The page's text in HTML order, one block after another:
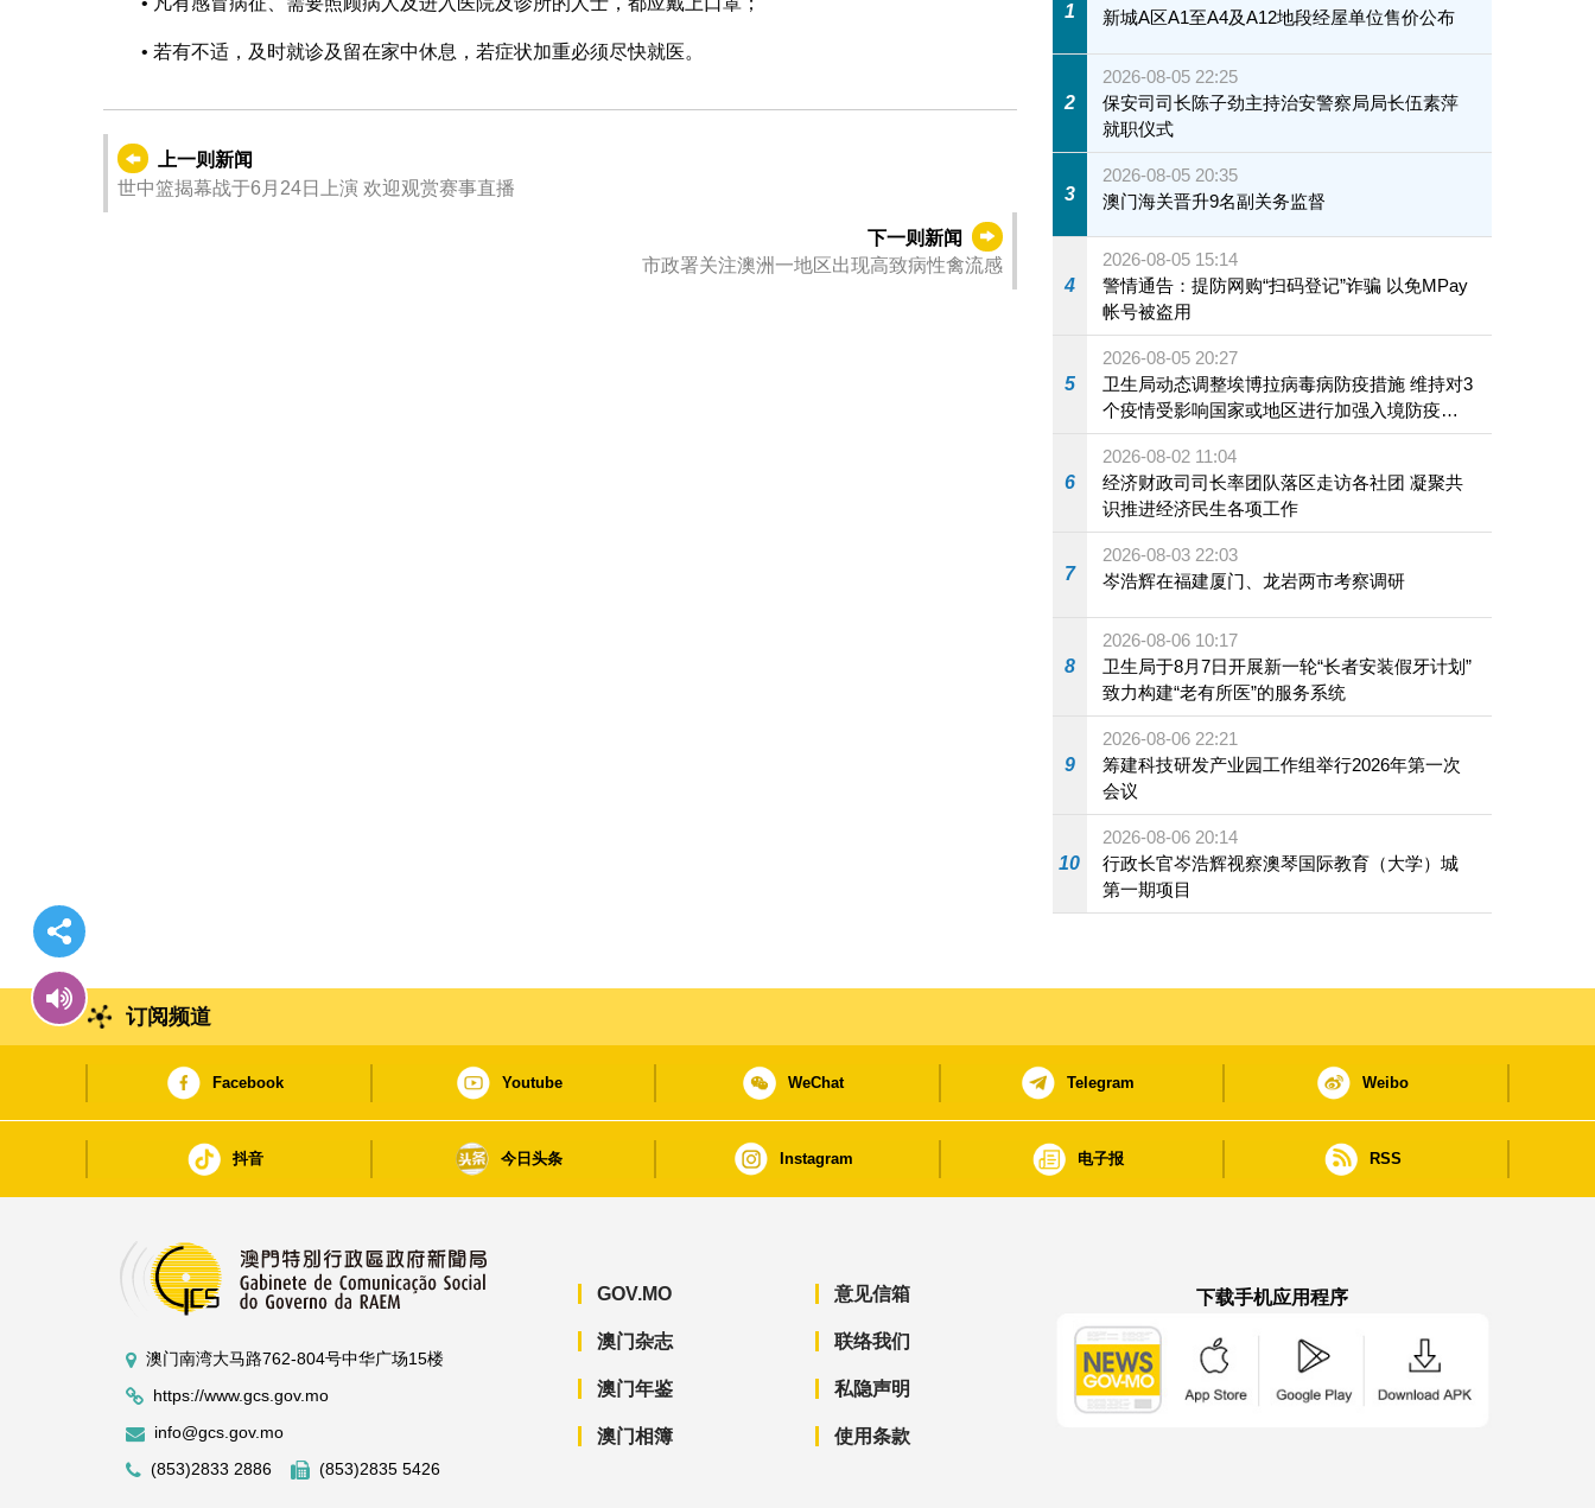
• 若有不适，及时就诊及留在家中休息，若症状加重必须尽快就医。
上一则新闻
世中篮揭幕战于6月24日上演 欢迎观赏赛事直播
下一则新闻
市政署关注澳洲一地区出现高致病性禽流感
1
新城A区A1至A4及A12地段经屋单位售价公布
2
2026-08-05 22:25
保安司司长陈子劲主持治安警察局局长伍素萍
就职仪式
3
2026-08-05 20:35
澳门海关晋升9名副关务监督
4
2026-08-05 15:14
警情通告：提防网购“扫码登记”诈骗 以免MPay
帐号被盗用
5
2026-08-05 20:27
卫生局动态调整埃博拉病毒病防疫措施 维持对3
个疫情受影响国家或地区进行加强入境防疫措
施
6
2026-08-02 11:04
经济财政司司长率团队落区走访各社团 凝聚共
识推进经济民生各项工作
7
2026-08-03 22:03
岑浩辉在福建厦门、龙岩两市考察调研
8
2026-08-06 10:17
卫生局于8月7日开展新一轮“长者安装假牙计划”
致力构建“老有所医”的服务系统
9
2026-08-06 22:21
筹建科技研发产业园工作组举行2026年第一次
会议
10
2026-08-06 20:14
行政长官岑浩辉视察澳琴国际教育（大学）城
第一期项目
订阅频道
Facebook Youtube WeChat Telegram Weibo
抖音 今日头条 Instagram 电子报 RSS
澳门南湾大马路762-804号中华广场15楼
https://www.gcs.gov.mo
info@gcs.gov.mo
(853)2833 2886
(853)2835 5426
GOV.MO
澳门杂志
澳门年鉴
澳门相簿
意见信箱
联络我们
私隐声明
使用条款
下载手机应用程序